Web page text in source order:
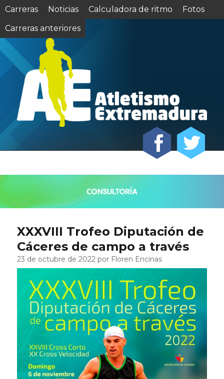
Carreras Noticias Calculadora de ritmo
Fotos
Carreras anteriores
XXXVIII Trofeo Diputación de
Cáceres de campo a través
23 de octubre de 2022 por Floren Encinas